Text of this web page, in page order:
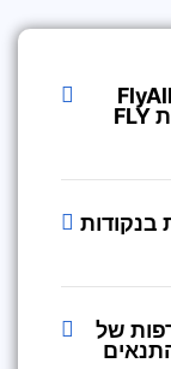
כמה כסף אפשר לקבל בחזרה ב FlyAll
והאם זה באמת יותר שווה מנקודות FLY
של